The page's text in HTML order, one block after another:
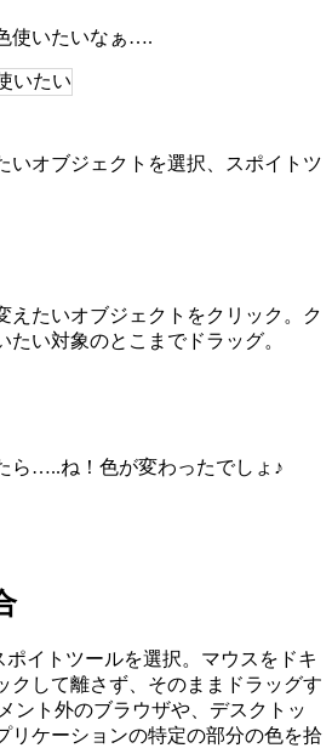
使いたいなぁ….
いオブジェクトを選択、スポイトツ
えたいオブジェクトをクリック。ク
たい対象のとこまでドラッグ。
ら…..ね！色が変わったでしょ♪
ポイトツールを選択。マウスをドキ
クして離さず、そのままドラッグす
ント外のブラウザや、デスクトッ
リケーションの特定の部分の色を拾